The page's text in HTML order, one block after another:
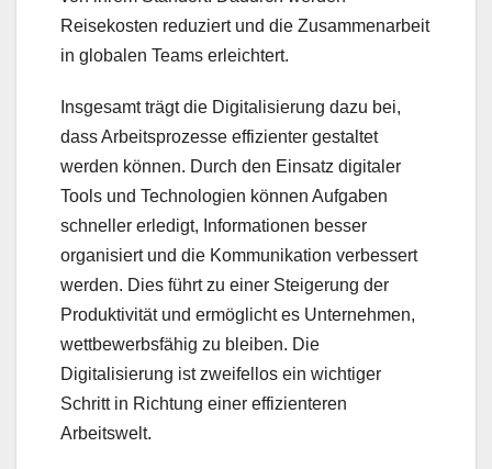
Reisekosten reduziert und die Zusammenarbeit
in globalen Teams erleichtert.
Insgesamt trägt die Digitalisierung dazu bei,
dass Arbeitsprozesse effizienter gestaltet
werden können. Durch den Einsatz digitaler
Tools und Technologien können Aufgaben
schneller erledigt, Informationen besser
organisiert und die Kommunikation verbessert
werden. Dies führt zu einer Steigerung der
Produktivität und ermöglicht es Unternehmen,
wettbewerbsfähig zu bleiben. Die
Digitalisierung ist zweifellos ein wichtiger
Schritt in Richtung einer effizienteren
Arbeitswelt.